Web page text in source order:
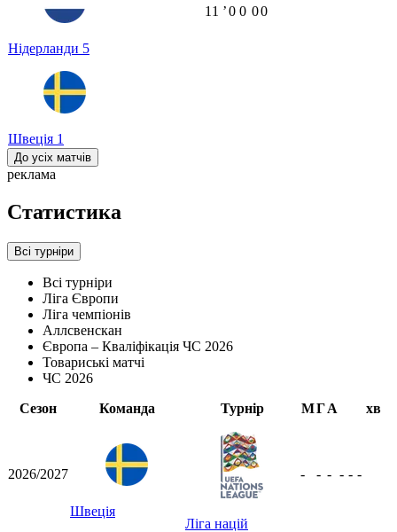
Нідерланди 5
Швеція 1
11 ʼ0 0 00
До усіх матчів
реклама
Статистика
Всі турніри
Всі турніри
Ліга Європи
Ліга чемпіонів
Аллсвенскан
Європа – Кваліфікація ЧС 2026
Товариські матчі
ЧС 2026
Сезон
Команда Турнір МГА хв
2026/2027
Швеція
Ліга націй
- - - - - -